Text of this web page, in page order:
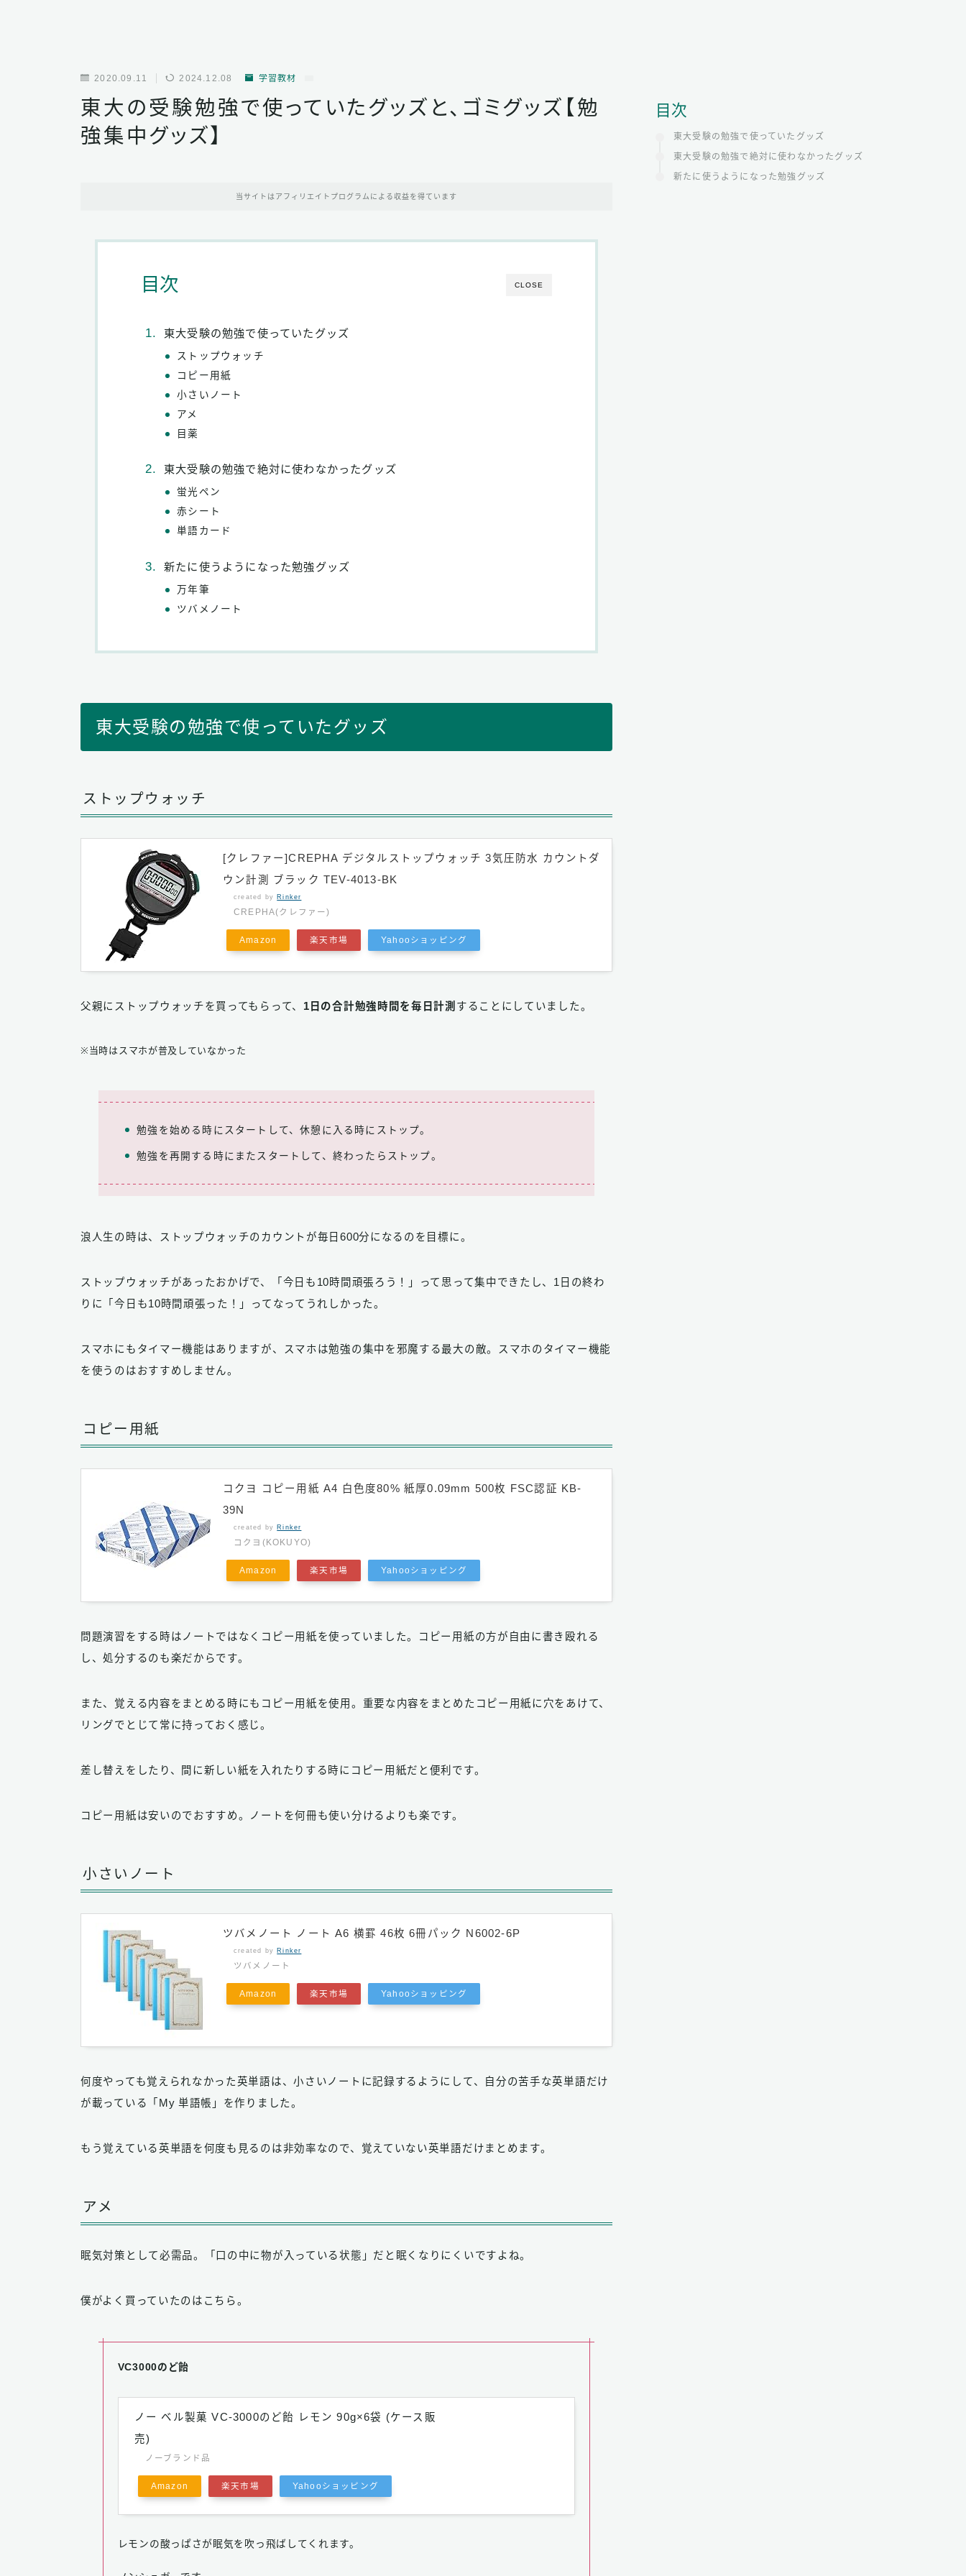
2020.09.11 2024.12.08 学習教材
東大の受験勉強で使っていたグッズと、ゴミグッズ【勉
強集中グッズ】
当サイトはアフィリエイトプログラムによる収益を得ています
CLOSE
目次
東大受験の勉強で使っていたグッズ
ストップウォッチ
コピー用紙
小さいノート
アメ
目薬
東大受験の勉強で絶対に使わなかったグッズ
蛍光ペン
赤シート
単語カード
新たに使うようになった勉強グッズ
万年筆
ツバメノート
東大受験の勉強で使っていたグッズ
ストップウォッチ
[クレファー]CREPHA デジタルストップウォッチ 3気圧防水 カウントダ
ウン計測 ブラック TEV-4013-BK
created by Rinker
CREPHA(クレファー)
Amazon 楽天市場 Yahooショッピング
父親にストップウォッチを買ってもらって、 1日の合計勉強時間を毎日計測 することにしていました。
※当時はスマホが普及していなかった
勉強を始める時にスタートして、休憩に入る時にストップ。
勉強を再開する時にまたスタートして、終わったらストップ。
浪人生の時は、ストップウォッチのカウントが毎日600分になるのを目標に。
ストップウォッチがあったおかげで、「今日も10時間頑張ろう！」って思って集中できたし、1日の終わ
りに「今日も10時間頑張った！」ってなってうれしかった。
スマホにもタイマー機能はありますが、スマホは勉強の集中を邪魔する最大の敵。スマホのタイマー機能
を使うのはおすすめしません。
コピー用紙
コクヨ コピー用紙 A4 白色度80% 紙厚0.09mm 500枚 FSC認証 KB-
39N
created by Rinker
コクヨ(KOKUYO)
Amazon 楽天市場 Yahooショッピング
問題演習をする時はノートではなくコピー用紙を使っていました。コピー用紙の方が自由に書き殴れる
し、処分するのも楽だからです。
また、覚える内容をまとめる時にもコピー用紙を使用。重要な内容をまとめたコピー用紙に穴をあけて、
リングでとじて常に持っておく感じ。
差し替えをしたり、間に新しい紙を入れたりする時にコピー用紙だと便利です。
コピー用紙は安いのでおすすめ。ノートを何冊も使い分けるよりも楽です。
小さいノート
ツバメノート ノート A6 横罫 46枚 6冊パック N6002-6P
created by Rinker
ツバメノート
Amazon 楽天市場 Yahooショッピング
何度やっても覚えられなかった英単語は、小さいノートに記録するようにして、自分の苦手な英単語だけ
が載っている「My 単語帳」を作りました。
もう覚えている英単語を何度も見るのは非効率なので、覚えていない英単語だけまとめます。
アメ
眠気対策として必需品。「口の中に物が入っている状態」だと眠くなりにくいですよね。
僕がよく買っていたのはこちら。
VC3000のど飴
ノー ベル製菓 VC-3000のど飴 レモン 90g×6袋 (ケース販
売)
ノーブランド品
Amazon 楽天市場 Yahooショッピング
レモンの酸っぱさが眠気を吹っ飛ばしてくれます。
目次
東大受験の勉強で使っていたグッズ
東大受験の勉強で絶対に使わなかったグッズ
新たに使うようになった勉強グッズ